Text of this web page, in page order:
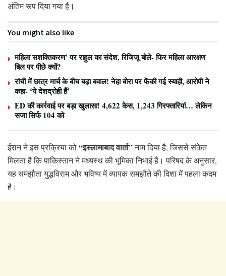
अंतिम रूप दिया गया है।
You might also like
महिला सशक्तिकरण’ पर राहुल का संदेश, रिजिजू बोले- फिर महिला आरक्षण
बिल पर पीछे क्यों?
रांची में छात्र मार्च के बीच बड़ा बवाल! नेहा बोरा पर फेंकी गई स्याही, आरोपी ने
कहा- ‘ये देशद्रोही हैं’
ED की कार्रवाई पर बड़ा खुलासा! 4,622 केस, 1,243 गिरफ्तारियां… लेकिन
सजा सिर्फ 104 को
ईरान ने इस प्रक्रिया को“इस्लामाबाद वार्ता”नाम दिया है, जिससे संकेत
मिलता है कि पाकिस्तान ने मध्यस्थ की भूमिका निभाई है। परिषद के अनुसार,
यह समझौता युद्धविराम और भविष्य में व्यापक समझौते की दिशा में पहला कदम
है।